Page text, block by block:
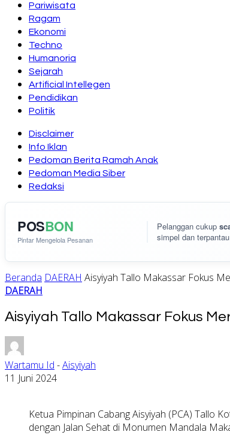
Pariwisata
Ragam
Ekonomi
Techno
Humanoria
Sejarah
Artificial Intellegen
Pendidikan
Politik
Disclaimer
Info Iklan
Pedoman Berita Ramah Anak
Pedoman Media Siber
Redaksi
POSBON
Pintar Mengelola Pesanan
Pelanggan cukup
simpel dan
Beranda DAERAH Aisyiyah Tallo Makassar Fokus
DAERAH
Aisyiyah Tallo Makassar Fokus
Wartamu Id -Aisyiyah
11 Juni 2024
Ketua Pimpinan Cabang Aisyiyah (PCA) Tallo
dengan Jalan Sehat di Monumen Mandala